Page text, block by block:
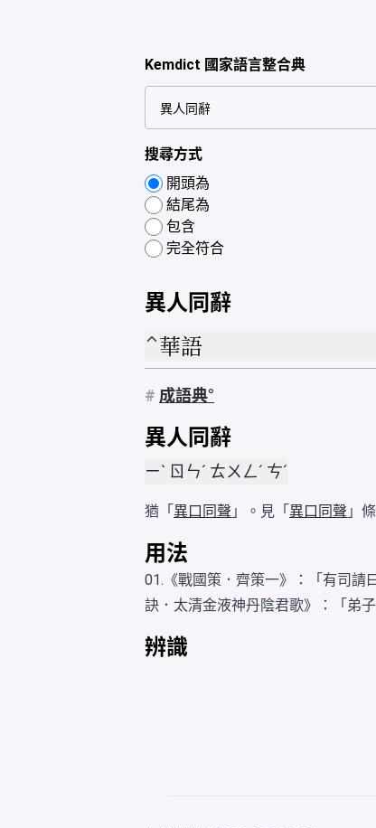
Kemdict 國家語言整合典
搜尋方式
開頭為
結尾為
包含
完全符合
異人同辭
華語
# 成語典
異人同辭
ㄧˋ ㄖㄣˊ ㄊㄨㄥˊ ㄘˊ
猶「 異口同聲 」。見「 異口同聲 」
用法
01.《戰國策．齊策一》：「有司請
訣．太清金液神丹陰君歌》：「弟
辨識